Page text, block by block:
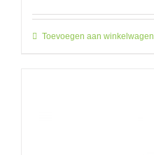
Toevoegen aan winkelwagen